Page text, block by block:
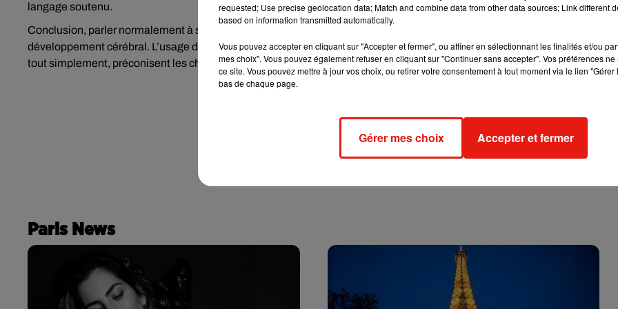
langage soutenu.
Conclusion, parler normalement à son enfant dès le plus jeune âge et de façon répétée favoriserait fortement son
développement cérébral. L’usage de livres sonores peut aider les parents qui pensent avoir un vocabulaire trop limité. Ou
tout simplement, préconisent les chercheurs, il est possible d’acheter un dictionnaire et lire les définitions à voix haute.
Paris News
requested; Use precise geolocation data; Match and combine data from other data sources; Link different
based on information transmitted automatically.
Vous pouvez accepter en cliquant sur "Accepter et fermer", ou affiner en sélectionnant les finalités et/ou
mes choix". Vous pouvez également refuser en cliquant sur "Continuer sans accepter". Vos préférences
ce site. Vous pouvez mettre à jour vos choix, ou retirer votre consentement à tout moment via le lien
bas de chaque page.
Gérer mes choix Accepter et fermer